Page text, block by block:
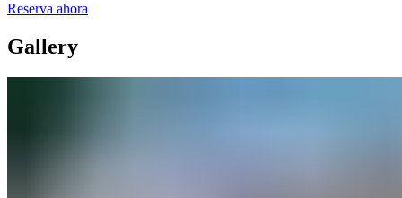
Reserva ahora
Gallery​​​​‌ ‍ ​‍​‍‌‍ ‌ ​‍‌‍‍‌‌‍‌ ‌‍‍‌‌‍ ‍​‍​‍​ ‍‍​‍​‍‌ ​ ‌‍​‌‌‍ ‍‌‍‍‌‌ ‌​‌ ‍‌​‍ ‍‌‍‍‌‌‍ ​‍​‍​‍ ​​‍​‍‌‍‍​‌ ​‍‌‍‌‌‌‍‌‍​‍​‍​ ‍‍​‍​‍‌‍‍​‌ ‌​‌ ‌​‌ ​​‌ ​ ​ ‍‍​‍ ​‍ ‌‍ ​​‍ ‌‌‍​‌‌‍ ‍‌‍‌​​‍ ‌‌ ​‍​‍ ‌‌‍‍​‌‍ ‌ ‌​‌‍‌‌‌‍ ​‌ ​ ​‍ ‌‌ ​ ‌ ‌​‌ ‌‌‌‍‌​‌‍‍‌‌‍ ​‍ ‍‌ ‌‍‌‍‌‌‌ ​‍‌‍​ ‌‍‌‌‌‍ ​​‍ ‍‌‍​‌‌ ​​‌ ​​​‍ ‌‍‍‌‌‍ ‍‌ ‌​‌‍‌‌‌‍ ‍‌ ‌​​‍ ‌‍‌‌‌‍‌​‌‍‍‌‌ ‌​​‍ ‌‍ ‌‌‍ ‌‍‌​‌‍‌‌​ ‌‌ ​​‌ ​‍‌‍‌‌‌ ​ ‌‍‌‌‌‍ ‍‌ ‌​‌‍​‌‌ ‌​‌‍‍‌‌‍ ‌‍ ‍​ ‍ ‌‍‍‌‌‍‌​​ ‌​ ‌‍​ ‌‌‌‍‌‌​ ‌‍​ ‍‌‌‍‌‍‌‍​ ‌‍‌​​‍ ‌‌‍‌‌‌‍​‌​ ‌​​ ‍‌​‍ ‌​ ‌​​ ‍​‌‍‌‍‌‍​‍​‍ ‌‌‍​‌​ ‌ ​ ‌ ​ ‌​​‍ ‌​ ​ ‌‍​‌‌‍‌‌​ ​​​ ‍‌‌‍​ ‌‍​‌‌‍‌‌​ ​‌‌‍‌‍​ ​‌​ ​ ​ ‍ ‌ ‌​‌ ‍‌‌ ​​‌‍‌‌​ ‌‌‍‍​‌‍ ‌ ‌​‌‍‌‌‌‍ ​‌‌​ ‌‍‍‌‌ ‌​‌‍‌‌‌‌​​‌‍​‌‌‍‌ ‌‍‌‌​ ‍ ‌ ​​‌‍​‌‌ ‌​‌‍‍​​ ‌‌ ​​‌‍​‌‌‍‌ ‌‍‌‌‌​​‍‌ ‌‌‌‍‍‌‌‍ ​‌‍‌​‌‍‌‌‌ ​‍​‍‌‌​ ‌‌‌​​‍‌‌ ‌‍‍ ‌‍‌‌‌ ‍‌​‍‌‌​ ​ ‌​‌​​‍‌‌​ ​ ‌​‌​​‍‌‌​ ​‍​ ​‍​ ​‍‌‍‌​‌‍‌​​ ​‌​ ​ ‌‍‌‌‌‍‌‍​ ​​‌‍‌‍​ ‌​​ ​‌​ ‌‌​‍‌‌​ ​‍​ ​‍​‍‌‌​ ‌‌‌​‌​​‍ ‍‌‍‍​‌‍‌‌‌‍​‌‌‍‌​‌‍‍‌‌‍ ‍‌‍‌ ​ ‌‍​‍‌‍​‌‌ ​ ‌‍‌‌‌‌‌‌‌ ​‍‌‍ ​​ ‌‌‍‍​‌ ‌​‌ ‌​‌ ​​‌ ​ ​‍‌‌​ ​ ‌​​‌​‍‌‌​ ​‍‌​‌‍​‍‌‌​ ​‍‌​‌‍‌‍ ​​‍ ‌‌‍​‌‌‍ ‍‌‍‌​​‍ ‌‌ ​‍​‍ ‌‌‍‍​‌‍ ‌ ‌​‌‍‌‌‌‍ ​‌ ​ ​‍ ‌‌ ​ ‌ ‌​‌ ‌‌‌‍‌​‌‍‍‌‌‍ ​‍ ‍‌ ‌‍‌‍‌‌‌ ​‍‌‍​ ‌‍‌‌‌‍ ​​‍ ‍‌‍​‌‌ ​​‌ ​​​‍‌‍‌‍‍‌‌‍‌​​ ‌​ ‌‍​ ‌‌‌‍‌‌​ ‌‍​ ‍‌‌‍‌‍‌‍​ ‌‍‌​​‍ ‌‌‍‌‌‌‍​‌​ ‌​​ ‍‌​‍ ‌​ ‌​​ ‍​‌‍‌‍‌‍​‍​‍ ‌‌‍​‌​ ‌ ​ ‌ ​ ‌​​‍ ‌​ ​ ‌‍​‌‌‍‌‌​ ​​​ ‍‌‌‍​ ‌‍​‌‌‍‌‌​ ​‌‌‍‌‍​ ​‌​ ​ ​‍‌‍‌ ‌​‌ ‍‌‌ ​​‌‍‌‌​ ‌‌‍‍​‌‍ ‌ ‌​‌‍‌‌‌‍ ​‌‌​ ‌‍‍‌‌ ‌​‌‍‌‌‌‌​​‌‍​‌‌‍‌ ‌‍‌‌​‍‌‍‌ ​​‌‍​‌‌ ‌​‌‍‍​​ ‌‌ ​​‌‍​‌‌‍‌ ‌‍‌‌‌​​‍‌ ‌‌‌‍‍‌‌‍ ​‌‍‌​‌‍‌‌‌ ​‍​‍‌‌​ ‌‌‌​​‍‌‌ ‌‍‍ ‌‍‌‌‌ ‍‌​‍‌‌​ ​ ‌​‌​​‍‌‌​ ​ ‌​‌​​‍‌‌​ ​‍​ ​‍​ ​‍‌‍‌​‌‍‌​​ ​‌​ ​ ‌‍‌‌‌‍‌‍​ ​​‌‍‌‍​ ‌​​ ​‌​ ‌‌​‍‌‌​ ​‍​ ​‍​‍‌‌​ ‌‌‌​‌​​‍ ‍‌‍‍​‌‍‌‌‌‍​‌‌‍‌​‌‍‍‌‌‍ ‍‌‍‌ ​‍‌‍‌ ​​‌‍‌‌‌ ​‍‌ ​ ‌ ​​‌‍‌‌‌‍​ ‌ ‌​‌‍‍‌‌ ‌‍‌‍‌‌​ ‌‌ ​​‌ ‌‌‌‍​‍‌‍ ​‌‍‍‌‌ ​ ‌‍‍​‌‍‌‌‌‍‌​​‍​‍‌ ‌